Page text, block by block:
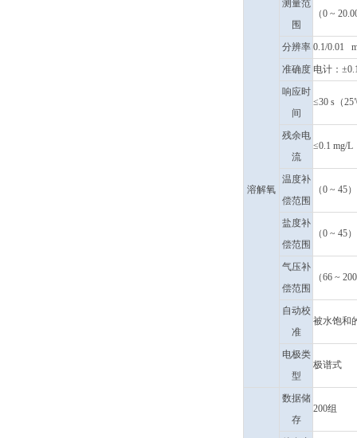
溶解氧
测量范
围
（0 ~
分辨率 0.1/0.01
准确度 电计：
响应时
间
≤30 s（
残余电
流
≤0.1 mg/L
温度补
偿范围
（0 ~ 45
盐度补
偿范围
（0 ~ 45
气压补
偿范围
（66 ~
自动校
准
被水饱和
电极类
型
极谱式
数据储
存
200组